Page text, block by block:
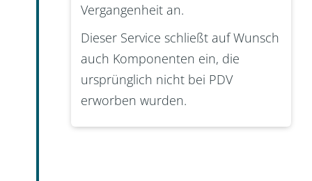
Vergangenheit an.
Dieser Service schließt auf Wunsch
auch Komponenten ein, die
ursprünglich nicht bei PDV
erworben wurden.